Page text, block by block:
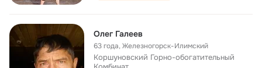
Олег Галеев
63 года,Железногорск-Илимский
Коршуновский Горно-обогатительный